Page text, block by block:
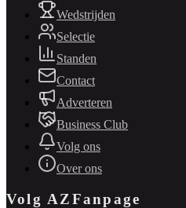
Wedstrijden
Selectie
Standen
Contact
Adverteren
Business Club
Volg ons
Over ons
Volg AZFanpage